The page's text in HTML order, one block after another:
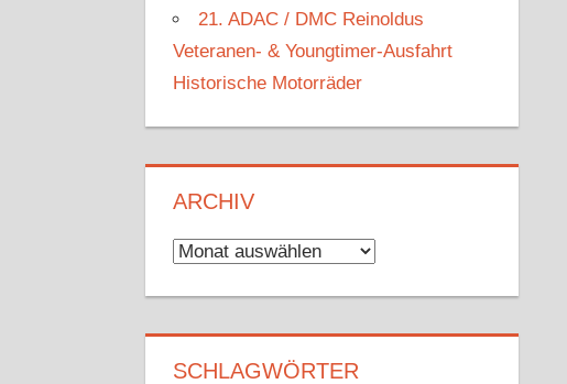
21. ADAC / DMC Reinoldus
Veteranen- & Youngtimer-Ausfahrt
Historische Motorräder
ARCHIV
Archiv
SCHLAGWÖRTER